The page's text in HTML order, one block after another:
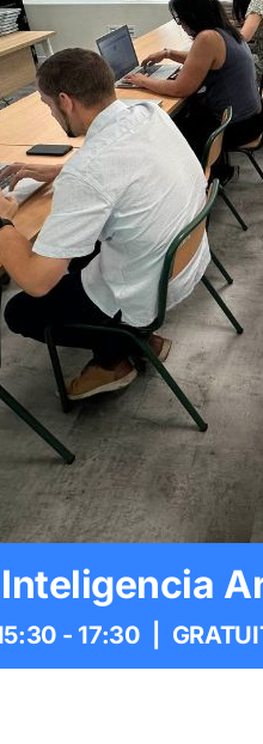
- 17:30